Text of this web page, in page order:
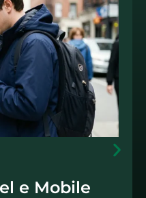
e Mobile